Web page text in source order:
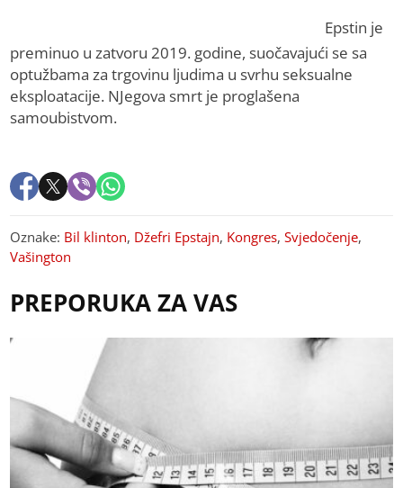
Epstin je
preminuo u zatvoru 2019. godine, suočavajući se sa
optužbama za trgovinu ljudima u svrhu seksualne
eksploatacije. NJegova smrt je proglašena
samoubistvom.
Oznake: Bil klinton, Džefri Epstajn, Kongres,Svjedočenje,
Vašington
PREPORUKA ZA VAS